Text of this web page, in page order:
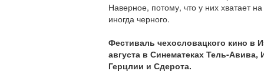
Наверное, потому, что у них хватает
иногда черного.
Фестиваль чехословацкого кино в
августа в Синематеках Тель-
Герцлии и Сдерота.